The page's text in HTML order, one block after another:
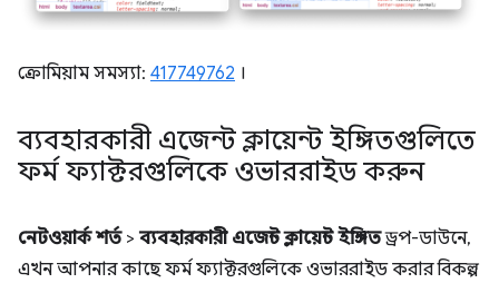
ক্রোমিয়াম সমস্যা: 417749762 ।
ব্যবহারকারী এজেন্ট ক্লায়েন্ট ইঙ্গিতগুলিতে
ফর্ম ফ্যাক্টরগুলিকে ওভাররাইড করুন
নেটওয়ার্ক শর্ত> ব্যবহারকারী এজেন্ট ক্লায়েন্ট ইঙ্গিতড্রপ-ডাউনে,
এখন আপনার কাছে ফর্ম ফ্যাক্টরগুলিকে ওভাররাইড করার বিকল্প